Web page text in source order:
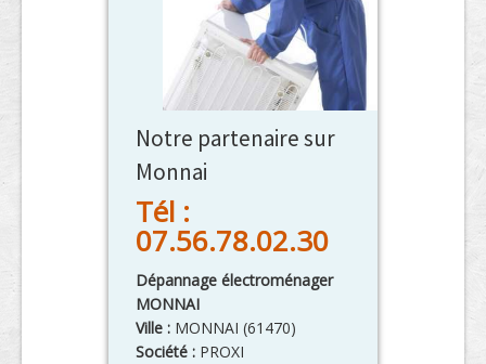
Notre partenaire sur
Monnai
Tél :
07.56.78.02.30
Dépannage électroménager
MONNAI
Ville : MONNAI (61470)
Société : PROXI